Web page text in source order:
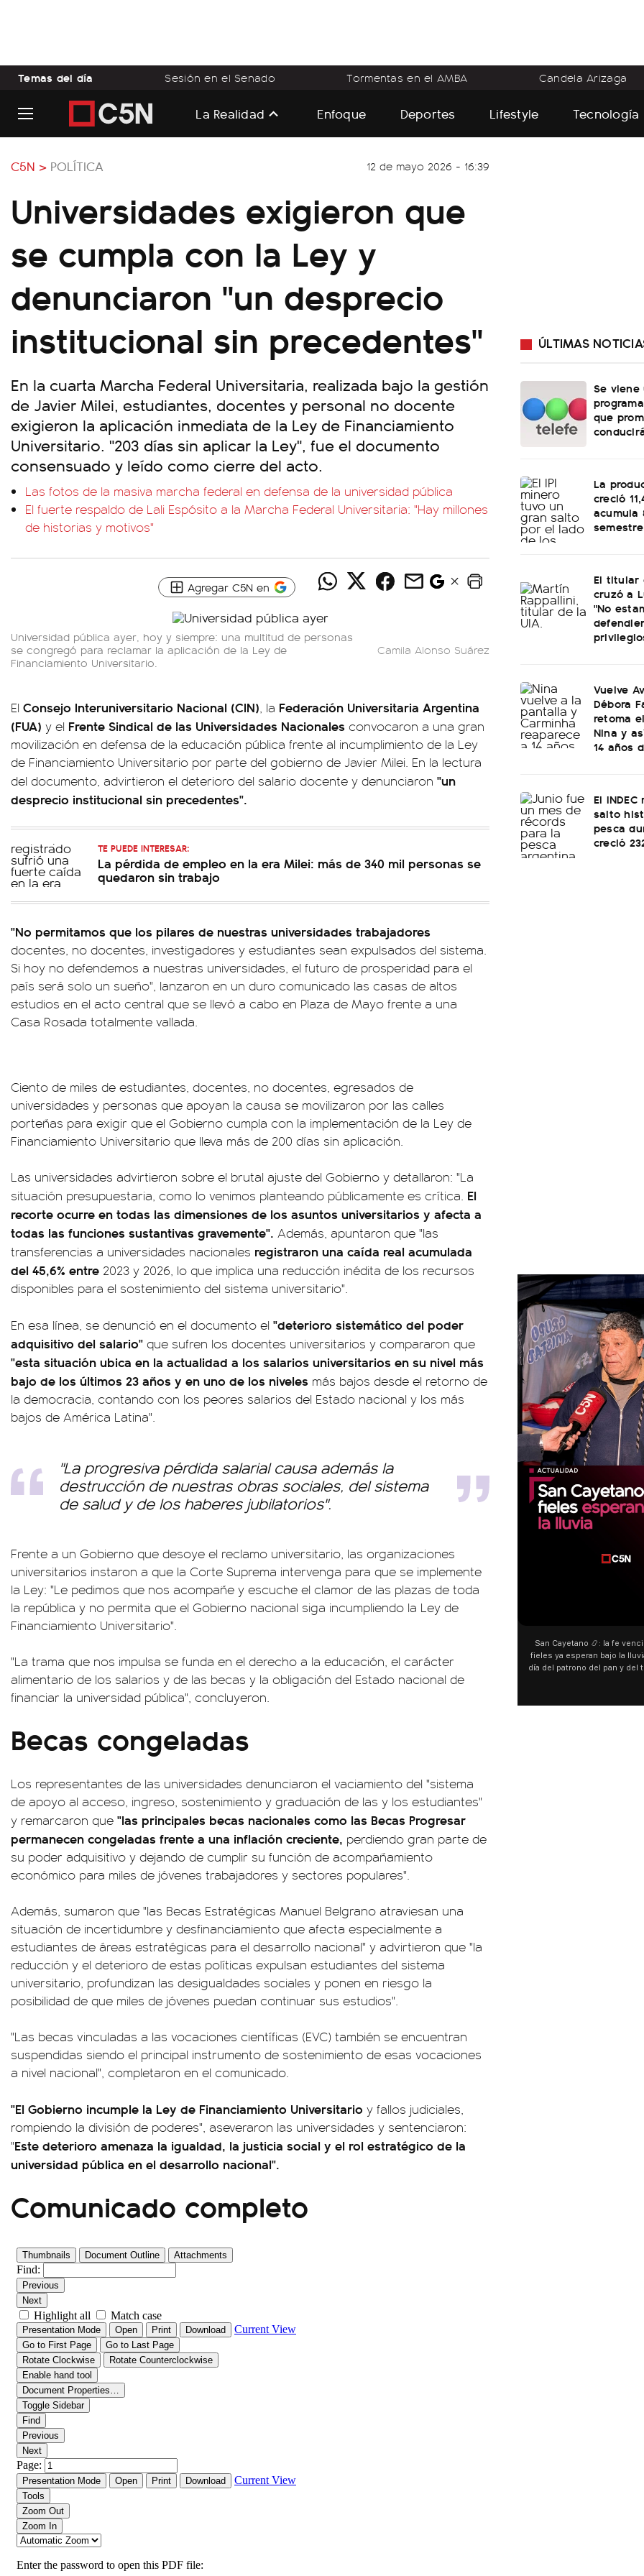
Temas del día Sesión en el Senado Tormentas en el AMBA Candela Arizaga
La Realidad Enfoque Deportes Lifestyle Tecnología
C5N > POLÍTICA 12 de mayo 2026 - 16:39
Universidades exigieron que
se cumpla con la Ley y
denunciaron "un desprecio
institucional sin precedentes"
En la cuarta Marcha Federal Universitaria, realizada bajo la gestión
de Javier Milei, estudiantes, docentes y personal no docente
exigieron la aplicación inmediata de la Ley de Financiamiento
Universitario. "203 días sin aplicar la Ley", fue el documento
consensuado y leído como cierre del acto.
Las fotos de la masiva marcha federal en defensa de la universidad pública
El fuerte respaldo de Lali Espósito a la Marcha Federal Universitaria: "Hay millones
de historias y motivos"
Agregar C5N en
Universidad pública ayer, hoy y siempre: una multitud de personas
se congregó para reclamar la aplicación de la Ley de
Financiamiento Universitario.
Camila Alonso Suárez
El Consejo Interuniversitario Nacional (CIN), la Federación Universitaria Argentina
(FUA) y el Frente Sindical de las Universidades Nacionales convocaron a una gran
movilización en defensa de la educación pública frente al incumplimiento de la Ley
de Financiamiento Universitario por parte del gobierno de Javier Milei. En la lectura
del documento, advirtieron el deterioro del salario docente y denunciaron "un
desprecio institucional sin precedentes".
TE PUEDE INTERESAR:
La pérdida de empleo en la era Milei: más de 340 mil personas se
quedaron sin trabajo
"No permitamos que los pilares de nuestras universidades trabajadores
docentes, no docentes, investigadores y estudiantes sean expulsados del sistema.
Si hoy no defendemos a nuestras universidades, el futuro de prosperidad para el
país será solo un sueño", lanzaron en un duro comunicado las casas de altos
estudios en el acto central que se llevó a cabo en Plaza de Mayo frente a una
Casa Rosada totalmente vallada.
Ciento de miles de estudiantes, docentes, no docentes, egresados de
universidades y personas que apoyan la causa se movilizaron por las calles
porteñas para exigir que el Gobierno cumpla con la implementación de la Ley de
Financiamiento Universitario que lleva más de 200 días sin aplicación.
Las universidades advirtieron sobre el brutal ajuste del Gobierno y detallaron: "La
situación presupuestaria, como lo venimos planteando públicamente es crítica. El
recorte ocurre en todas las dimensiones de los asuntos universitarios y afecta a
todas las funciones sustantivas gravemente". Además, apuntaron que "las
transferencias a universidades nacionales registraron una caída real acumulada
del 45,6% entre 2023 y 2026, lo que implica una reducción inédita de los recursos
disponibles para el sostenimiento del sistema universitario".
En esa línea, se denunció en el documento el "deterioro sistemático del poder
adquisitivo del salario" que sufren los docentes universitarios y compararon que
"esta situación ubica en la actualidad a los salarios universitarios en su nivel más
bajo de los últimos 23 años y en uno de los niveles más bajos desde el retorno de
la democracia, contando con los peores salarios del Estado nacional y los más
bajos de América Latina".
"La progresiva pérdida salarial causa además la
destrucción de nuestras obras sociales, del sistema
de salud y de los haberes jubilatorios".
Frente a un Gobierno que desoye el reclamo universitario, las organizaciones
universitarios instaron a que la Corte Suprema intervenga para que se implemente
la Ley: "Le pedimos que nos acompañe y escuche el clamor de las plazas de toda
la república y no permita que el Gobierno nacional siga incumpliendo la Ley de
Financiamiento Universitario".
"La trama que nos impulsa se funda en el derecho a la educación, el carácter
alimentario de los salarios y de las becas y la obligación del Estado nacional de
financiar la universidad pública", concluyeron.
Becas congeladas
Los representantes de las universidades denunciaron el vaciamiento del "sistema
de apoyo al acceso, ingreso, sostenimiento y graduación de las y los estudiantes"
y remarcaron que "las principales becas nacionales como las Becas Progresar
permanecen congeladas frente a una inflación creciente, perdiendo gran parte de
su poder adquisitivo y dejando de cumplir su función de acompañamiento
económico para miles de jóvenes trabajadores y sectores populares".
Además, sumaron que "las Becas Estratégicas Manuel Belgrano atraviesan una
situación de incertidumbre y desfinanciamiento que afecta especialmente a
estudiantes de áreas estratégicas para el desarrollo nacional" y advirtieron que "la
reducción y el deterioro de estas políticas expulsan estudiantes del sistema
universitario, profundizan las desigualdades sociales y ponen en riesgo la
posibilidad de que miles de jóvenes puedan continuar sus estudios".
"Las becas vinculadas a las vocaciones científicas (EVC) también se encuentran
suspendidas siendo el principal instrumento de sostenimiento de esas vocaciones
a nivel nacional", completaron en el comunicado.
"El Gobierno incumple la Ley de Financiamiento Universitario y fallos judiciales,
rompiendo la división de poderes", aseveraron las universidades y sentenciaron:
"Este deterioro amenaza la igualdad, la justicia social y el rol estratégico de la
universidad pública en el desarrollo nacional".
Comunicado completo
ÚLTIMAS
Se viene
que
La
creció
acumula
semestre
El titular
cruzó a
"No
Vuelve
Débora
retoma
Nina y
14 años
El
salto
pesca
creció
San Cayetano 📿: la fe
fieles ya esperan bajo la
día del patrono del pan y del
y pedir. 🎙️